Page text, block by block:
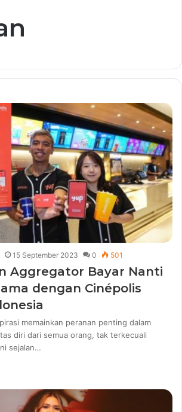
15 September 2023 0 501
Aggregator Bayar Nanti
dengan Cinépolis
memainkan peranan penting dalam
diri dari semua orang, tak terkecuali
sejalan…